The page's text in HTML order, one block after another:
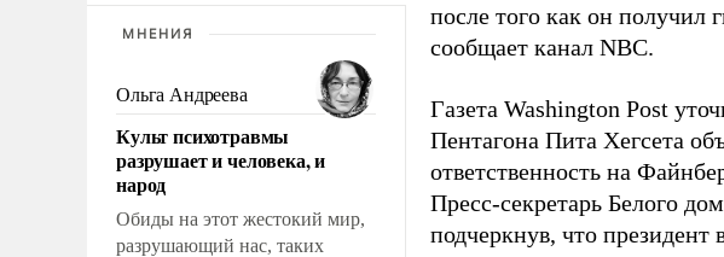
МНЕНИЯ
Ольга Андреева
Культ психотравмы
разрушает и человека, и
народ
Обиды на этот жестокий мир,
разрушающий нас, таких
после того как он получил
сообщает канал NBC.
Газета Washington Post
Пентагона Пита Хегсета
ответственность на
Пресс-секретарь Белого
подчеркнув, что президент